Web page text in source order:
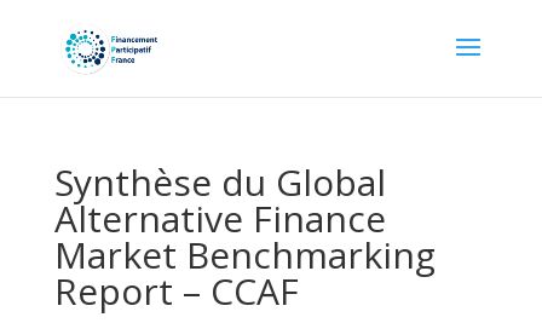
Synthèse du Global
Alternative Finance
Market Benchmarking
Report – CCAF